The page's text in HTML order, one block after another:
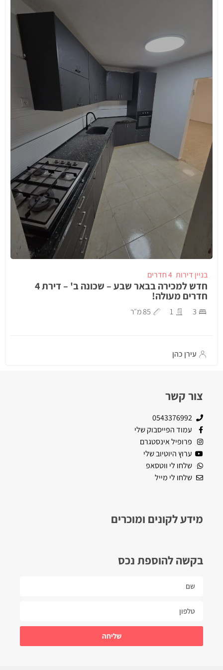
בניין דירות 4 חדרים
חדש למכירה בבאר שבע – שכונה ב' – דירת 4
חדרים מעולה!
3
1 85 מ״ר
עירן כהן
צור קשר
0543376992
עמוד הפייסבוק שלי
פרופיל אינסטגרם
ערוץ היוטיוב שלי
שלחו לי ווטסאפ
שלחו לי מייל
מידע לקונים ומוכרים
בקשה להוספת נכס
שליחה